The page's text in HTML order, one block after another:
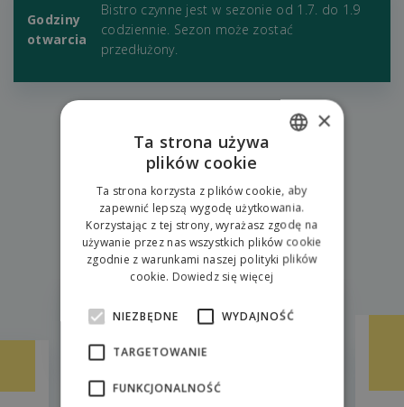
Godziny
otwarcia
Bistro czynne jest w sezonie od 1.7. do 1.9
codziennie. Sezon może zostać
przedłużony.
powrót do doświadczeń
Spróbuj też
Fantazia Liptov Park
ENGLISH
POLISH
×
Ta strona używa
plików cookie
Ta strona korzysta z plików cookie, aby
zapewnić lepszą wygodę użytkowania.
Korzystając z tej strony, wyrażasz zgodę na
używanie przez nas wszystkich plików cookie
zgodnie z warunkami naszej polityki plików
cookie. Dowiedz się więcej
NIEZBĘDNE WYDAJNOŚĆ
TARGETOWANIE
FUNKCJONALNOŚĆ